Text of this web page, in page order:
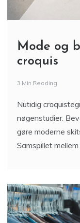
Mode og
croquis
3 Min Reading
Nutidig
nøgenstudier.
gøre moderne
Samspillet